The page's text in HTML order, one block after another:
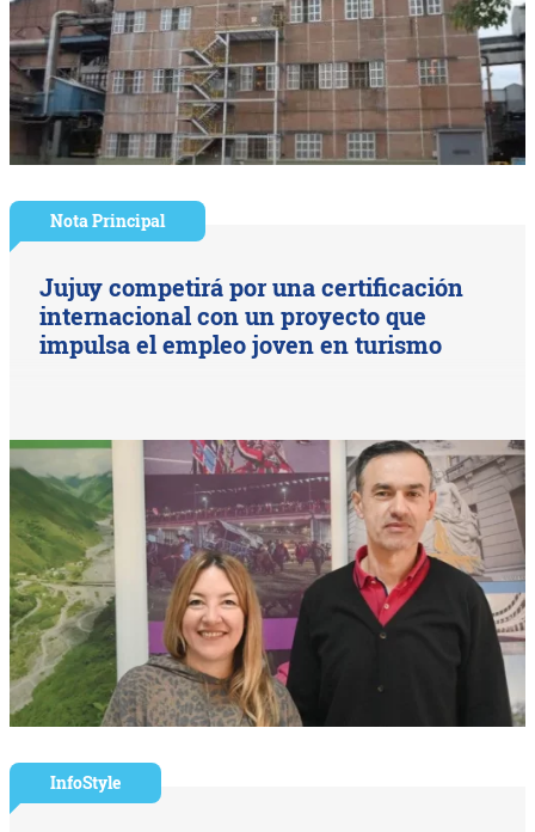
Nota Principal
Jujuy competirá por una certificación
internacional con un proyecto que
impulsa el empleo joven en turismo
InfoStyle